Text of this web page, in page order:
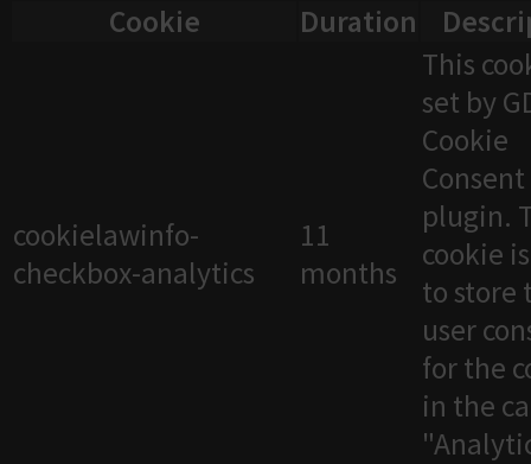
Cookie
Duration
cookielawinfo-
checkbox-analytics
11
months
This
set by
Cookie
Consent
plugin.
cookie
to store
user
for the
in the